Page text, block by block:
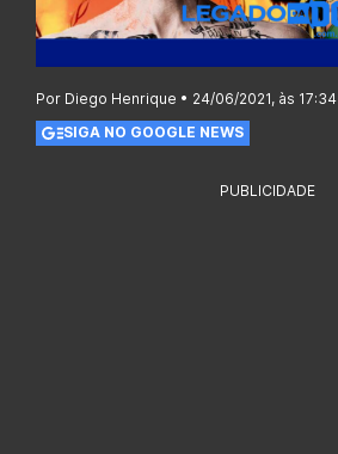
Por Diego Henrique • 24/06/2021, às 17:34
SIGA NO GOOGLE NEWS
PUBLICIDADE